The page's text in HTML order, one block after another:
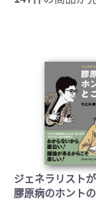
栄養学(0)
ジェネラリスト
膠原病のホント